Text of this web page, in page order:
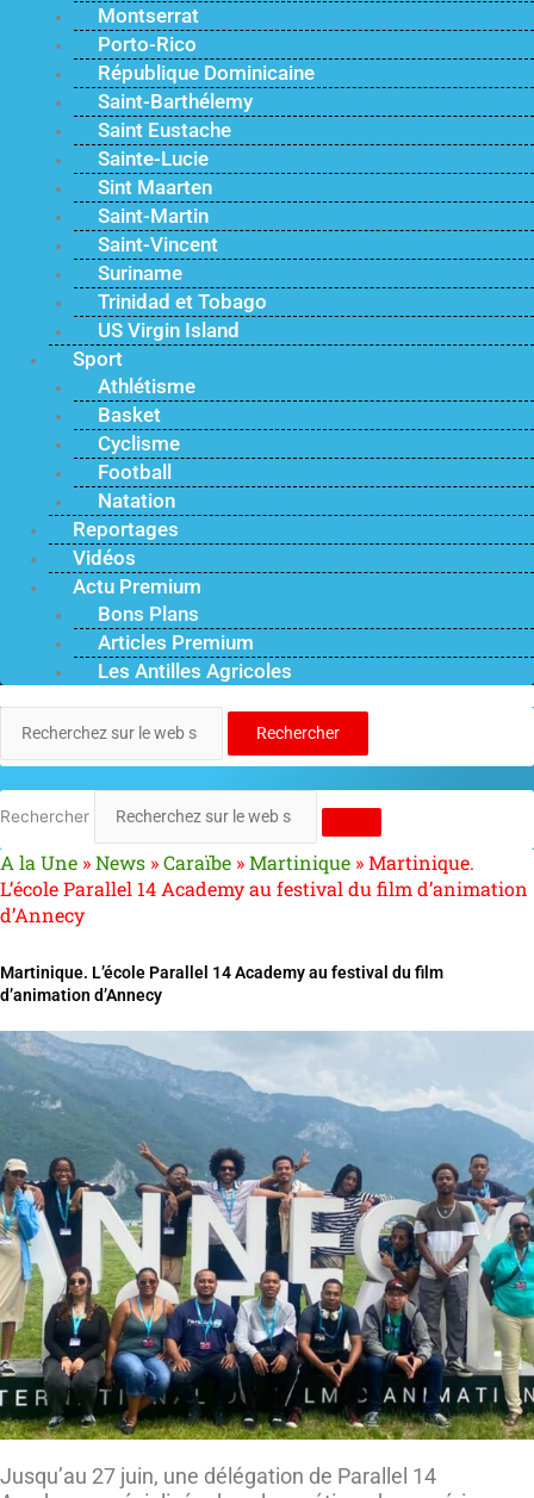
Montserrat
Porto-Rico
République Dominicaine
Saint-Barthélemy
Saint Eustache
Sainte-Lucie
Sint Maarten
Saint-Martin
Saint-Vincent
Suriname
Trinidad et Tobago
US Virgin Island
Sport
Athlétisme
Basket
Cyclisme
Football
Natation
Reportages
Vidéos
Actu Premium
Bons Plans
Articles Premium
Les Antilles Agricoles
Rechercher
Rechercher
A la Une »News »Caraïbe »Martinique »Martinique.
L’école Parallel 14 Academy au festival du film d’animation
d’Annecy
Martinique. L’école Parallel 14 Academy au festival du film
d’animation d’Annecy
Jusqu’au 27 juin, une délégation de Parallel 14